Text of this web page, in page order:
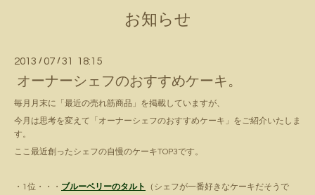
お知らせ
2013 / 07 /31 18:15
オーナーシェフのおすすめケーキ。
毎月月末に「最近の売れ筋商品」を掲載していますが、
今月は思考を変えて「オーナーシェフのおすすめケーキ」をご紹介いたしま
す。
ここ最近創ったシェフの自慢のケーキTOP3です。
・1位・・・ ブルーベリーのタルト
（シェフが一番好きなケーキだそうで